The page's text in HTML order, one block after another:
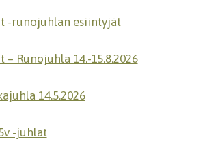
-runojuhlan esiintyjät
– Runojuhla 14.-15.8.2026
14.5.2026
-juhlat